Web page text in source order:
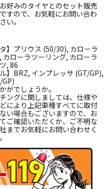
好みのタイヤとのセット販売
すので、お気軽にお問い合わ
い。
タ】プリウス (50/30), カローラ
カローラツーリング, カローラ
, 86
ル】BRZ, インプレッサ (GT/GP),
GP)
がでしょうか。
ングに関しましては、仕様や
により上記車種すべてに取付
い場合もございますので、お
ご確認いただくか、ご不明な
までお気軽にお問い合わせく